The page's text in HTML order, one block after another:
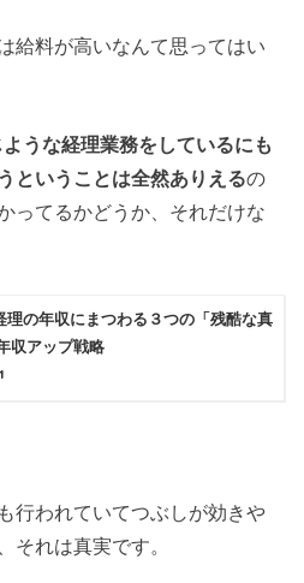
給料が高いなんて思ってはい
ような経理業務をしているにも
ということは全然ありえるの
ってるかどうか、それだけな
理の年収にまつわる３つの「残酷な真
収アップ戦略
行われていてつぶしが効きや
それは真実です。